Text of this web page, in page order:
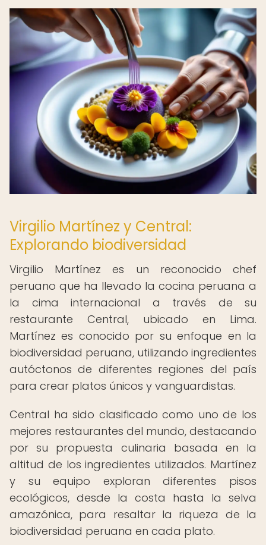
Virgilio Martínez y Central:
Explorando biodiversidad
Virgilio Martínez es un reconocido chef
peruano que ha llevado la cocina peruana a
la cima internacional a través de su
restaurante Central, ubicado en Lima.
Martínez es conocido por su enfoque en la
biodiversidad peruana, utilizando ingredientes
autóctonos de diferentes regiones del país
para crear platos únicos y vanguardistas.
Central ha sido clasificado como uno de los
mejores restaurantes del mundo, destacando
por su propuesta culinaria basada en la
altitud de los ingredientes utilizados. Martínez
y su equipo exploran diferentes pisos
ecológicos, desde la costa hasta la selva
amazónica, para resaltar la riqueza de la
biodiversidad peruana en cada plato.